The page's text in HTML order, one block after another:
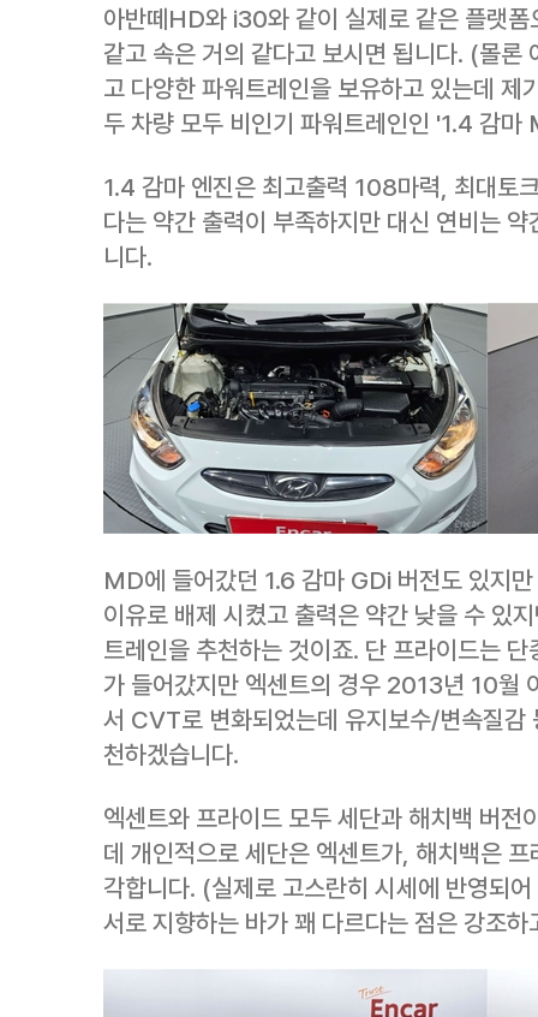
아반떼HD와 i30와 같이 실제로 같은 플랫
같고 속은 거의 같다고 보시면 됩니다. (몰론
고 다양한 파워트레인을 보유하고 있는데 제
두 차량 모두 비인기 파워트레인인 '1.4 감마
1.4 감마 엔진은 최고출력 108마력, 최대토
다는 약간 출력이 부족하지만 대신 연비는
니다.
MD에 들어갔던 1.6 감마 GDi 버전도 있지
이유로 배제 시켰고 출력은 약간 낮을 수 있
트레인을 추천하는 것이죠. 단 프라이드는
가 들어갔지만 엑센트의 경우 2013년 10월
서 CVT로 변화되었는데 유지보수/변속질감
천하겠습니다.
엑센트와 프라이드 모두 세단과 해치백 버전
데 개인적으로 세단은 엑센트가, 해치백은
각합니다. (실제로 고스란히 시세에 반영되
서로 지향하는 바가 꽤 다르다는 점은 강조하